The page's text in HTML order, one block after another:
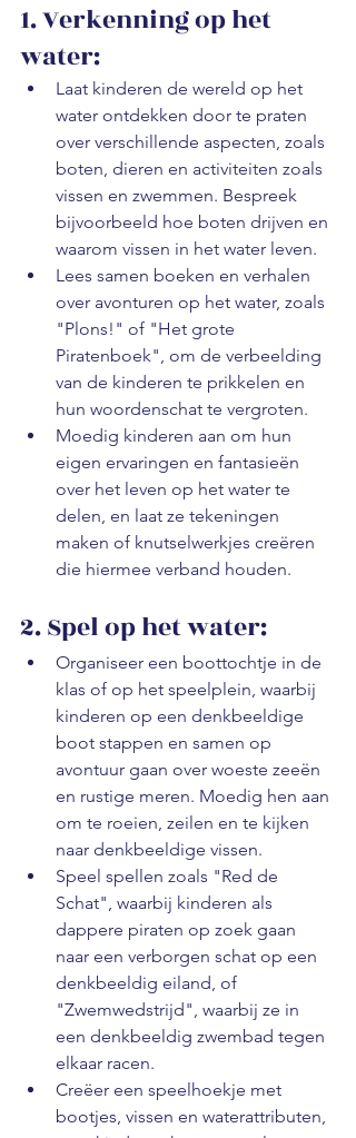
1. Verkenning op het
water:
Laat kinderen de wereld op het
water ontdekken door te praten
over verschillende aspecten, zoals
boten, dieren en activiteiten zoals
vissen en zwemmen. Bespreek
bijvoorbeeld hoe boten drijven en
waarom vissen in het water leven.
Lees samen boeken en verhalen
over avonturen op het water, zoals
"Plons!" of "Het grote
Piratenboek", om de verbeelding
van de kinderen te prikkelen en
hun woordenschat te vergroten.
Moedig kinderen aan om hun
eigen ervaringen en fantasieën
over het leven op het water te
delen, en laat ze tekeningen
maken of knutselwerkjes creëren
die hiermee verband houden.
2. Spel op het water:
Organiseer een boottochtje in de
klas of op het speelplein, waarbij
kinderen op een denkbeeldige
boot stappen en samen op
avontuur gaan over woeste zeeën
en rustige meren. Moedig hen aan
om te roeien, zeilen en te kijken
naar denkbeeldige vissen.
Speel spellen zoals "Red de
Schat", waarbij kinderen als
dappere piraten op zoek gaan
naar een verborgen schat op een
denkbeeldig eiland, of
"Zwemwedstrijd", waarbij ze in
een denkbeeldig zwembad tegen
elkaar racen.
Creëer een speelhoekje met
bootjes, vissen en waterattributen,